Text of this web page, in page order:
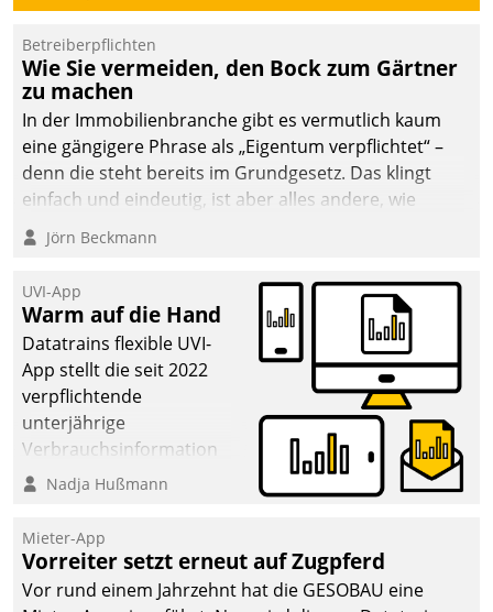
Betreiberpflichten
Wie Sie vermeiden, den Bock zum Gärtner
zu machen
In der Immobilienbranche gibt es vermutlich kaum
eine gängigere Phrase als „Eigentum verpflichtet“ –
denn die steht bereits im Grundgesetz. Das klingt
einfach und eindeutig, ist aber alles andere, wie
Branchenbeschäftigte wissen. Denn mit der
Verantwortung folgen Verpflichtungen.
Jörn Beckmann
UVI-App
Warm auf die Hand
Datatrains flexible UVI-
App stellt die seit 2022
verpflichtende
unterjährige
Verbrauchsinformation
schnell, zuverlässig und
Die monatlichen
Mitteilungen zum
Heizungs- und
Nadja Hußmann
Mieter-App
Vorreiter setzt erneut auf Zugpferd
Vor rund einem Jahrzehnt hat die GESOBAU eine